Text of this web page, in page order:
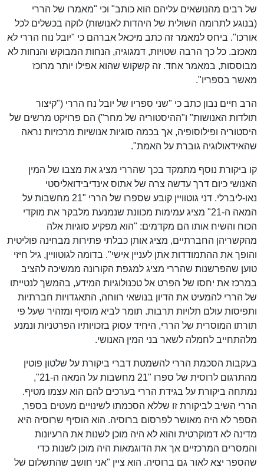
של רבים מהנושאים עליהם הוא כותב" וכי "מאמרו של הררי
(בנוגע לתרומה השולית של היהדות לאנושות) לוקה בכשלים לכל
אורכו". ביחס למאמר זה כתב מיכאל אברהם כי "יובל נוח הררי לא
מאכזב. כל כך הרבה שטויות, דמגוגיה, הנחות המבוקש והנחות לא
מבוססות, במאמר אחד. זה קשקוש שהוא אפילו יותר מרוכז
מאשר בספריו".
הרב חיים נבון כתב כי "שני ספריו של יובל נח הררי ("קיצור
תולדות האנושות" ו"ההיסטוריה של מחר") הם פרויקט מרשים של
היסטוריה ופילוסופיה, אך בכמה סוגיות אנושיות מרכזיות נראה
שהאידאולוגיה גוברת על האמת".
קו ביקורת נוסף מתמקד בכך שהררי מציג את מצבו של המין
האנושי כיום דרך עדשה צרה של אתוס אינדיבידואליסטי
נאו-ליברלי. דני גוטוויין קובע שספרו של הררי "21 מחשבות על
המאה ה-21" מציג עמימות מכוונת שנמנעת מלבקר את מוקדי
הכוח והשיח אותו הם מקדמים: "הוא מפקיע סוגיות אלה
מהקשריהן החברתיים, מציג אותן כבלתי פתירות מבחינה פוליטית
והופך את ההתמודדות אתן לעניין אישי". בדומה לגוטוויין, גיל חיזי
טוען שהפרשנות שהררי מציג למגפת הקורונה ממשיכה להציב
במרכז את יחסו של הפרט אל טכנולוגיות המידע, בהמשך לנטייתו
של הררי להמעיט את הדיון בנושאי רווחה, התאגדויות חברתיות
ותפיסות עולם תלויות תרבות. תומר לביא מוסיף ומזהיר שעל פי
תורתו המוסרית של הררי, היחיד עסוק בזכויותיו הפרטניות ונמנע
מלהתחייב לחמלה לשאר בני המין האנושי.
בעקבות הסכמת הררי להשמטת דברי ביקורת על שלטון פוטין
מהתרגום לרוסית של ספרו "21 מחשבות על המאה ה-21",
נמתחה ביקורת על בגידת הררי בערכים להם הוא עצמו מטיף.
הררי השיב לביקורת זו שללא הסכמתו לשינויים מעטים בספר,
הספר לא היה מאושר לפרסום ברוסיה. הוא הוסיף שרוסיה היא
מדינה לא דמוקרטית והוא לא היה מוכן לשנות את הרעיונות
והמסרים המרכזיים אך את הדוגמאות היה מוכן לשנות כדי
שהספר יצא לאור גם ברוסיה. הוא ציין "אני חושב שהתשלום של